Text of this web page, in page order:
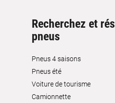
Recherchez et
pneus
Pneus 4 saisons
Pneus été
Voiture de tourisme
Camionnette